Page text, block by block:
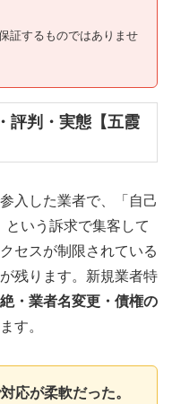
証するものではありませ
評判・実態【五霞
入した業者で、「自己
いう訴求で集客して
セスが制限されている
残ります。新規業者特
・業者名変更・債権の
す。
応が柔軟だった。